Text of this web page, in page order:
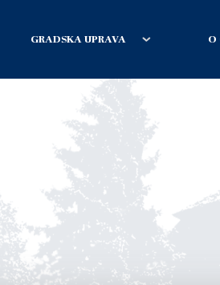
GRADSKA UPRAVA O